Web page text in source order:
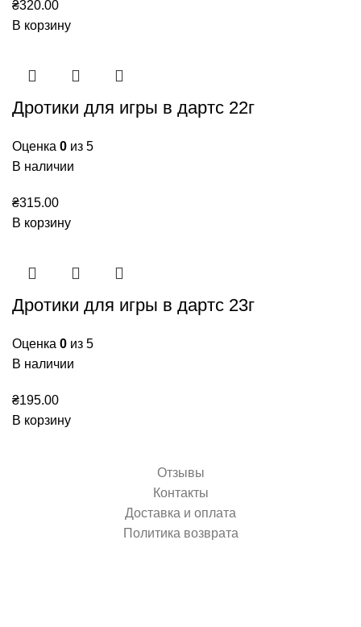
₴320.00
В корзину
Дротики для игры в дартс 22г
Оценка 0 из 5
В наличии
₴315.00
В корзину
Дротики для игры в дартс 23г
Оценка 0 из 5
В наличии
₴195.00
В корзину
Отзывы
Контакты
Доставка и оплата
Политика возврата